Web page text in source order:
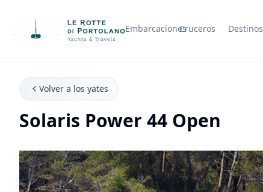
Nombre de la empresa EmbarcacionesCruceros Destinos
Volver a los yates
Solaris Power 44 Open